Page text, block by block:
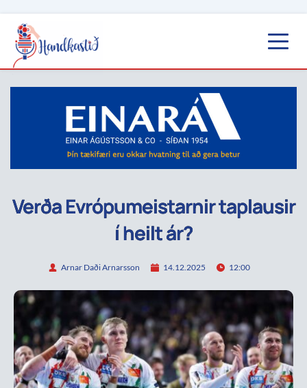
Verða Evrópumeistarnir taplausir
í heilt ár?
Arnar Daði Arnarsson 14.12.2025 12:00